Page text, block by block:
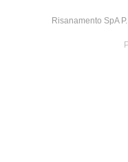
Risanamento SpA